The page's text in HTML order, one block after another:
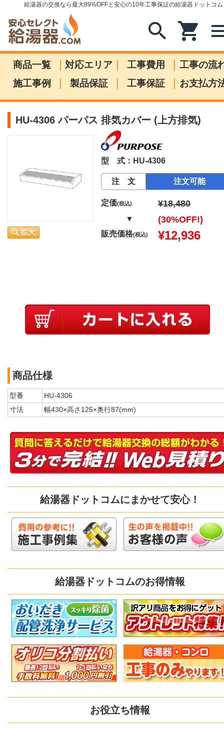
給湯器の交換なら最大89%OFFと安心の10年工事保証の給湯器ドットコム
search shopping_cart
商品一覧 | 対応エリア | 工事費用 | 工事の流
施工事例
| 製品保証 | 工事保証 | お支払方
HU-4306 パーパス 排気カバー (上方排気)
型 式：HU-4306
注 文 注文可能
定価(税込) ¥18,480
▼ (30%OFF!)
販売価格(税込) ¥12,936
商品仕様
型番
HU-4306
寸法
幅430×高さ125×奥行87(mm)
給湯器ドットコムにまかせて安心！
給湯器ドットコムのお得情報
お役立ち情報